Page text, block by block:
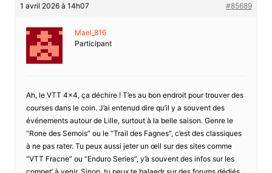
1 avril 2026 à 14h07 #85689
Mael_816
Participant
Ah, le VTT 4×4, ça déchire ! T’es au bon endroit pour trouver des
courses dans le coin. J’ai entenud dire qu’il y a souvent des
événements autour de Lille, surtout à la belle saison. Genre le
“Rone des Semois” ou le “Trail des Fagnes”, c’est des classiques
à ne pas rater. Tu peux aussi jeter un œil sur des sites comme
“VTT Fracne” ou “Enduro Series”, y’à souvent des infos sur les